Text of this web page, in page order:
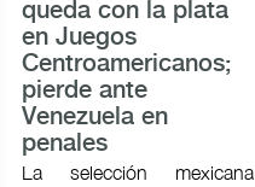
queda con la plata
en Juegos
Centroamericanos;
pierde ante
Venezuela en
penales
La selección mexicana